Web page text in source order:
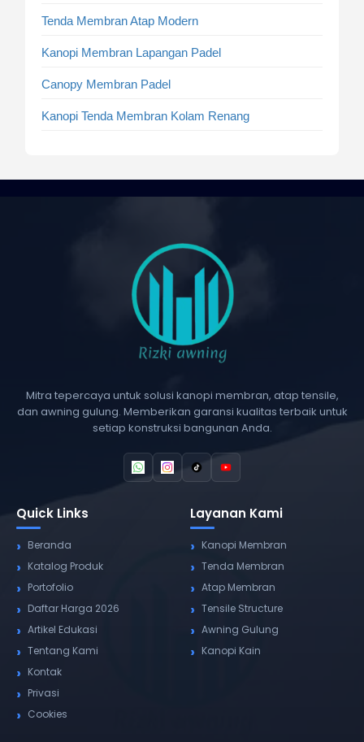
Tenda Membran Atap Modern
Kanopi Membran Lapangan Padel
Canopy Membran Padel
Kanopi Tenda Membran Kolam Renang
Mitra tepercaya untuk solusi kanopi membran, atap tensile,
dan awning gulung. Memberikan garansi kualitas terbaik untuk
setiap konstruksi bangunan Anda.
Quick Links
Beranda
Katalog Produk
Portofolio
Daftar Harga 2026
Artikel Edukasi
Tentang Kami
Kontak
Privasi
Cookies
Layanan Kami
Kanopi Membran
Tenda Membran
Atap Membran
Tensile Structure
Awning Gulung
Kanopi Kain